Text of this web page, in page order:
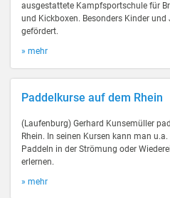
ausgestattete Kampfsportschule für
und Kickboxen. Besonders Kinder
gefördert.
» mehr
Paddelkurse auf dem Rhein
(Laufenburg) Gerhard Kunsemüller
Rhein. In seinen Kursen kann man
Paddeln in der Strömung oder
erlernen.
» mehr